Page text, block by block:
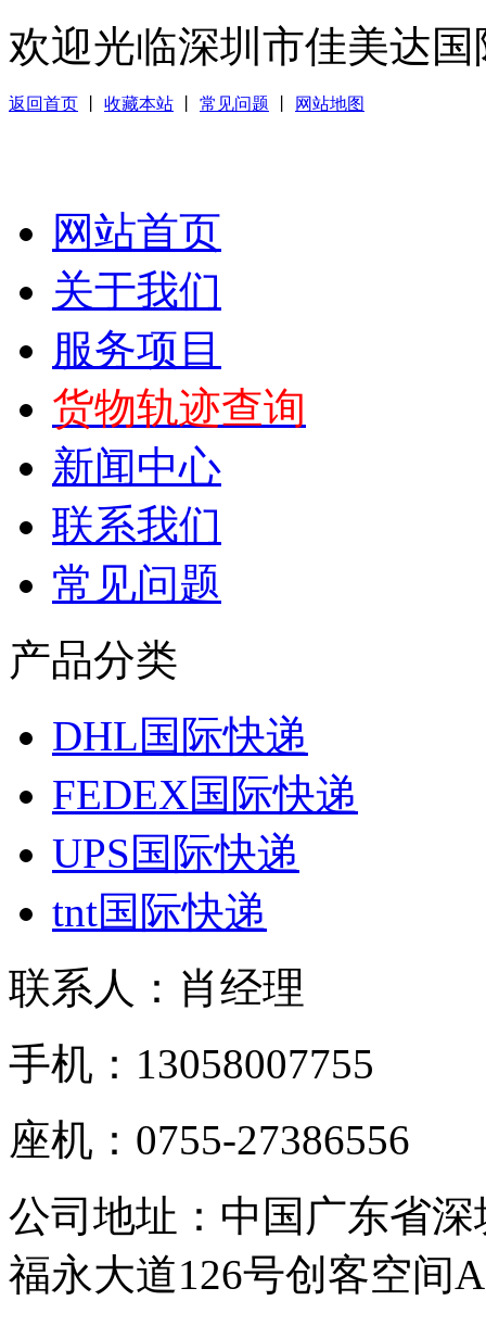
欢迎光临深圳市佳美达
返回首页 收藏本站 常见问题 网站地图
网站首页
关于我们
服务项目
货物轨迹查询
新闻中心
联系我们
常见问题
产品分类
DHL国际快递
FEDEX国际快递
UPS国际快递
tnt国际快递
联系人：肖经理
手机：13058007755
座机：0755-27386556
公司地址：中国广东省
福永大道126号创客空间